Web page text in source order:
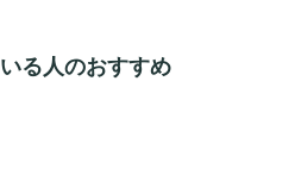
る人のおすすめ